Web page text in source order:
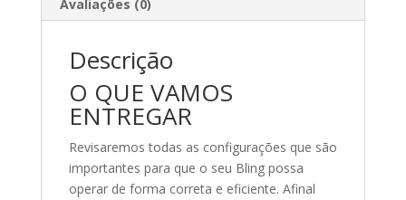
Avaliações (0)
Descrição
O QUE VAMOS
ENTREGAR
Revisaremos todas as configurações que são
importantes para que o seu Bling possa
operar de forma correta e eficiente. Afinal